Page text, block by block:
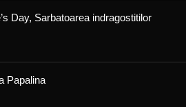
Day, Sarbatoarea indragostitilor
Papalina